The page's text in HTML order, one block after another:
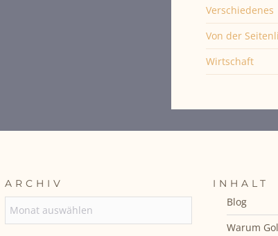
Verschiedenes
Von der
Wirtschaft
ARCHIV INHALT
Blog
Warum